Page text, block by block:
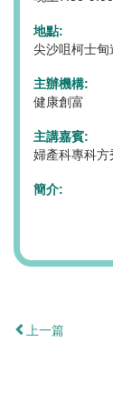
地點:
尖沙咀柯士
主辦機構:
健康創富
主講嘉賓:
婦產科專科方
簡介:
上一篇